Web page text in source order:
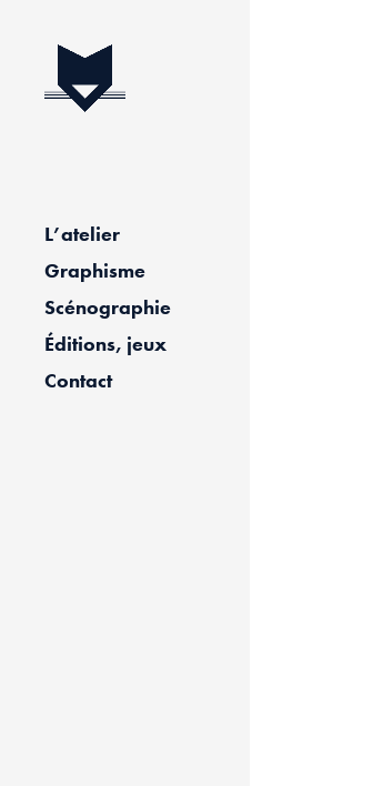
L’atelier
Graphisme
Scénographie
Éditions, jeux
Contact